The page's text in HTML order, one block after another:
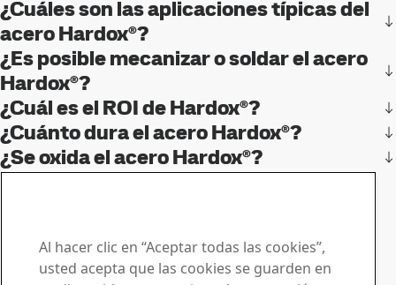
¿Cuáles son las aplicaciones típicas del
acero Hardox®?
¿Es posible mecanizar o soldar el acero
Hardox®?
¿Cuál es el ROI de Hardox®?
¿Cuánto dura el acero Hardox®?
¿Se oxida el acero Hardox®?
preguntas y solicitudes
Al hacer clic en “Aceptar todas las cookies”,
usted acepta que las cookies se guarden en